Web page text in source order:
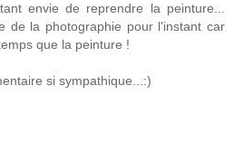
envie de reprendre la peinture...
de la photographie pour l'instant car
que la peinture !
si sympathique...:)